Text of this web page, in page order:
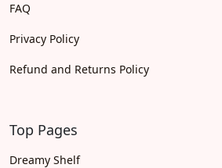
FAQ
Privacy Policy
Refund and Returns Policy
Top Pages
Dreamy Shelf